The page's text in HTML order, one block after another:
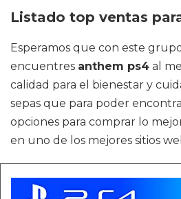
Listado top ventas
Esperamos que con este
encuentres anthem ps4 al
calidad para el bienestar y
sepas que para poder
opciones para comprar lo
en uno de los mejores sitios